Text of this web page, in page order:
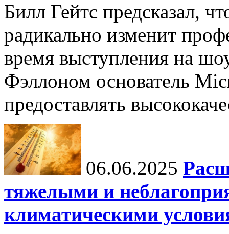
Билл Гейтс предсказал,
радикально изменит
время выступления на
Фэллоном основатель
предоставлять
06.06.2025
тяжелыми и
климатическими